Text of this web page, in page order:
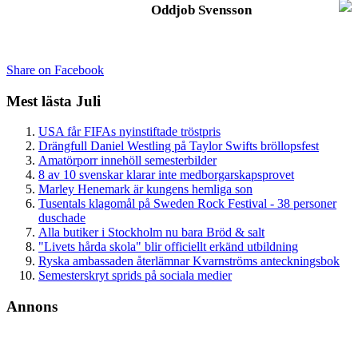
Oddjob Svensson
Share on Facebook
Mest lästa Juli
USA får FIFAs nyinstiftade tröstpris
Drängfull Daniel Westling på Taylor Swifts bröllopsfest
Amatörporr innehöll semesterbilder
8 av 10 svenskar klarar inte medborgarskapsprovet
Marley Henemark är kungens hemliga son
Tusentals klagomål på Sweden Rock Festival - 38 personer
duschade
Alla butiker i Stockholm nu bara Bröd & salt
"Livets hårda skola" blir officiellt erkänd utbildning
Ryska ambassaden återlämnar Kvarnströms anteckningsbok
Semesterskryt sprids på sociala medier
Annons